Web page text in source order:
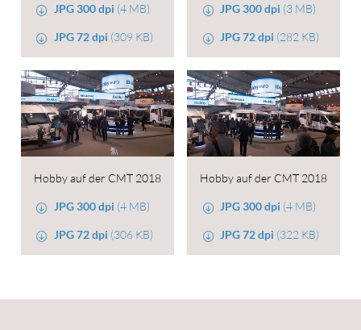
JPG 300 dpi (4 MB)
JPG 72 dpi (309 KB)
JPG 300 dpi (3 MB)
JPG 72 dpi (282 KB)
Hobby auf der CMT 2018
JPG 300 dpi (4 MB)
JPG 72 dpi (306 KB)
Hobby auf der CMT 2018
JPG 300 dpi (4 MB)
JPG 72 dpi (322 KB)